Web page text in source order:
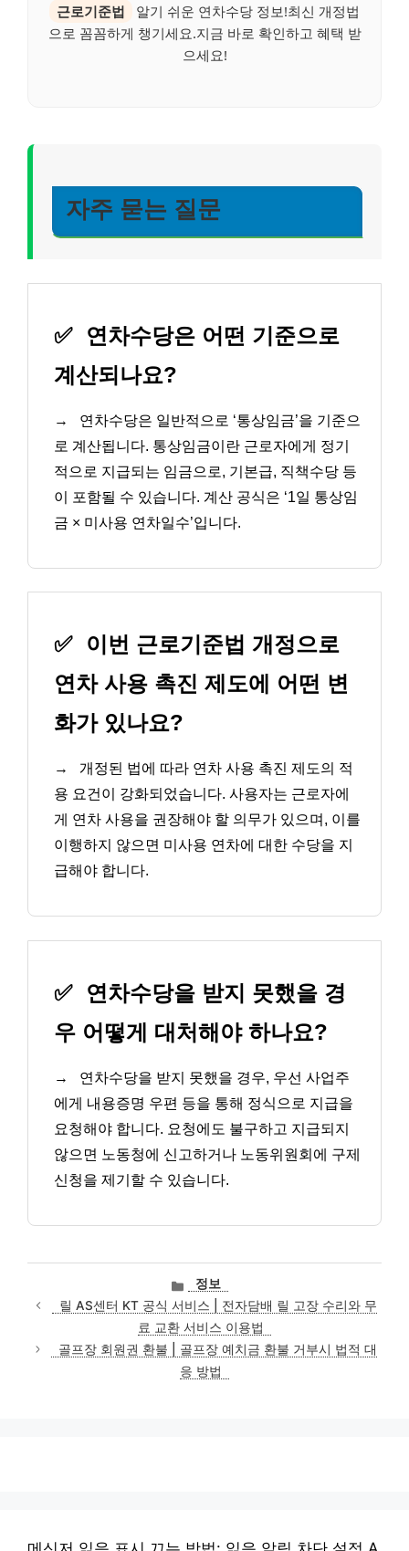
근로기준법
알기 쉬운 연차수당 정보!최신 개정법
으로 꼼꼼하게 챙기세요.지금 바로 확인하고 혜택 받
으세요!
자주 묻는 질문
✅
연차수당은 어떤 기준으로
계산되나요?
→
연차수당은 일반적으로 ‘통상임금’을 기준으
로 계산됩니다. 통상임금이란 근로자에게 정기
적으로 지급되는 임금으로, 기본급, 직책수당 등
이 포함될 수 있습니다. 계산 공식은 ‘1일 통상임
금 × 미사용 연차일수’입니다.
✅
이번 근로기준법 개정으로
연차 사용 촉진 제도에 어떤 변
화가 있나요?
→
개정된 법에 따라 연차 사용 촉진 제도의 적
용 요건이 강화되었습니다. 사용자는 근로자에
게 연차 사용을 권장해야 할 의무가 있으며, 이를
이행하지 않으면 미사용 연차에 대한 수당을 지
급해야 합니다.
✅
연차수당을 받지 못했을 경
우 어떻게 대처해야 하나요?
→
연차수당을 받지 못했을 경우, 우선 사업주
에게 내용증명 우편 등을 통해 정식으로 지급을
요청해야 합니다. 요청에도 불구하고 지급되지
않으면 노동청에 신고하거나 노동위원회에 구제
신청을 제기할 수 있습니다.
카
테
고
리
정보
릴 AS센터 KT 공식 서비스 | 전자담배 릴 고장 수리와 무
료 교환 서비스 이용법
골프장 회원권 환불 | 골프장 예치금 환불 거부시 법적 대
응 방법